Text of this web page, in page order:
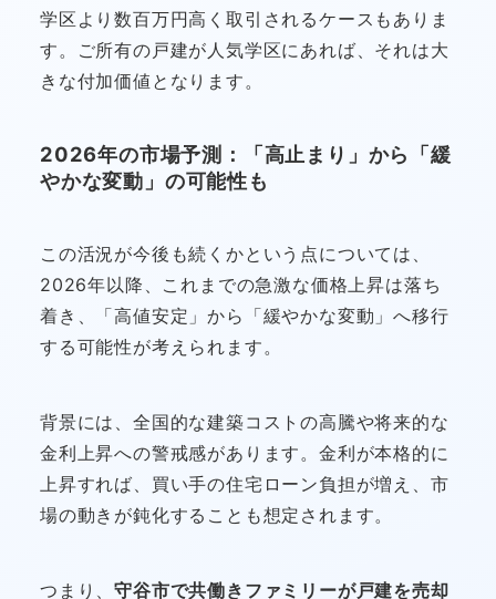
学区より数百万円高く取引されるケースもありま
す。ご所有の戸建が人気学区にあれば、それは大
きな付加価値となります。
2026年の市場予測：「高止まり」から「緩
やかな変動」の可能性も
この活況が今後も続くかという点については、
2026年以降、これまでの急激な価格上昇は落ち
着き、「高値安定」から「緩やかな変動」へ移行
する可能性が考えられます。
背景には、全国的な建築コストの高騰や将来的な
金利上昇への警戒感があります。金利が本格的に
上昇すれば、買い手の住宅ローン負担が増え、市
場の動きが鈍化することも想定されます。
つまり、守谷市で共働きファミリーが戸建を売却